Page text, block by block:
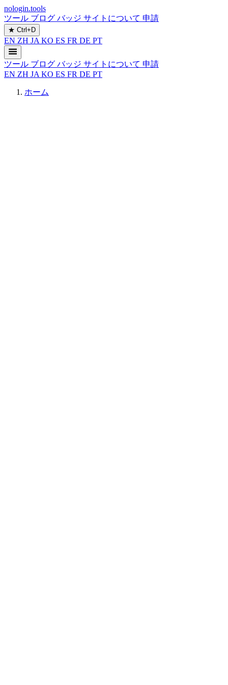
nologin.tools
ツール ブログ バッジ サイトについて 申請
★ Ctrl+D
EN ZH JA KO ES FR DE PT
ツール ブログ バッジ サイトについて 申請
EN ZH JA KO ES FR DE PT
ホーム